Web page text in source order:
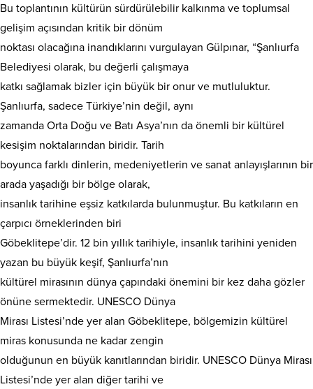
Bu toplantının kültürün sürdürülebilir kalkınma ve toplumsal
gelişim açısından kritik bir dönüm
noktası olacağına inandıklarını vurgulayan Gülpınar, “Şanlıurfa
Belediyesi olarak, bu değerli çalışmaya
katkı sağlamak bizler için büyük bir onur ve mutluluktur.
Şanlıurfa, sadece Türkiye’nin değil, aynı
zamanda Orta Doğu ve Batı Asya’nın da önemli bir kültürel
kesişim noktalarından biridir. Tarih
boyunca farklı dinlerin, medeniyetlerin ve sanat anlayışlarının bir
arada yaşadığı bir bölge olarak,
insanlık tarihine eşsiz katkılarda bulunmuştur. Bu katkıların en
çarpıcı örneklerinden biri
Göbeklitepe’dir. 12 bin yıllık tarihiyle, insanlık tarihini yeniden
yazan bu büyük keşif, Şanlıurfa’nın
kültürel mirasının dünya çapındaki önemini bir kez daha gözler
önüne sermektedir. UNESCO Dünya
Mirası Listesi’nde yer alan Göbeklitepe, bölgemizin kültürel
miras konusunda ne kadar zengin
olduğunun en büyük kanıtlarından biridir. UNESCO Dünya Mirası
Listesi’nde yer alan diğer tarihi ve